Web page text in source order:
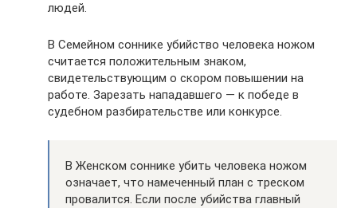
людей.
В Семейном соннике убийство человека ножом
считается положительным знаком,
свидетельствующим о скором повышении на
работе. Зарезать нападавшего — к победе в
судебном разбирательстве или конкурсе.
В Женском соннике убить человека ножом
означает, что намеченный план с треском
провалится. Если после убийства главный